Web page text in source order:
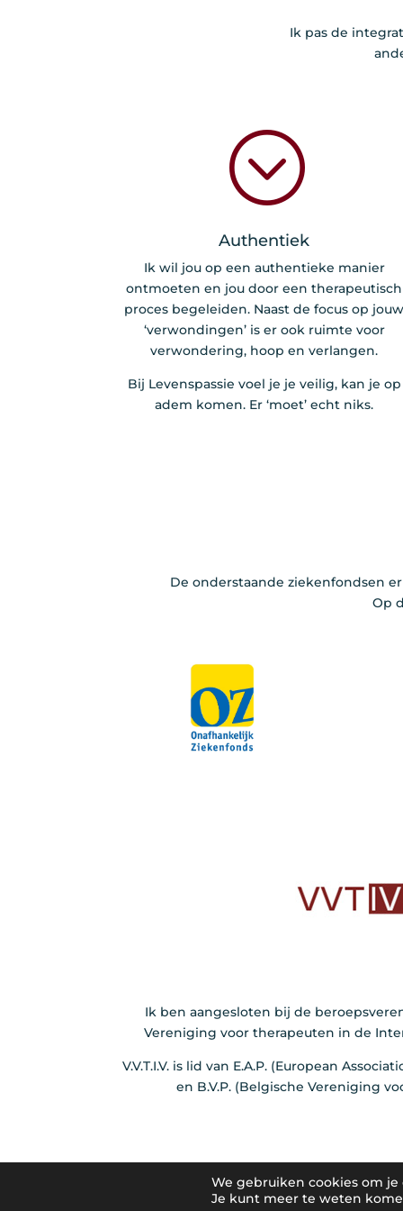
Ik pas de
;
Authentiek
Ik wil jou op een authentieke manier
ontmoeten en jou door een therapeutisch
proces begeleiden. Naast de focus op
‘verwondingen’ is er ook ruimte voor
verwondering, hoop en verlangen.
Bij Levenspassie voel je je veilig, kan je op
adem komen. Er ‘moet’ echt niks.
De onderstaande ziekenfondsen
Op
Ik ben aangesloten bij de
Vereniging voor therapeuten in de
V.V.T.I.V. is lid van E.A.P. (European
en B.V.P. (Belgische Vereniging
Ontworpen door Websiterie |
We gebruiken cookies om
Je kunt meer te weten